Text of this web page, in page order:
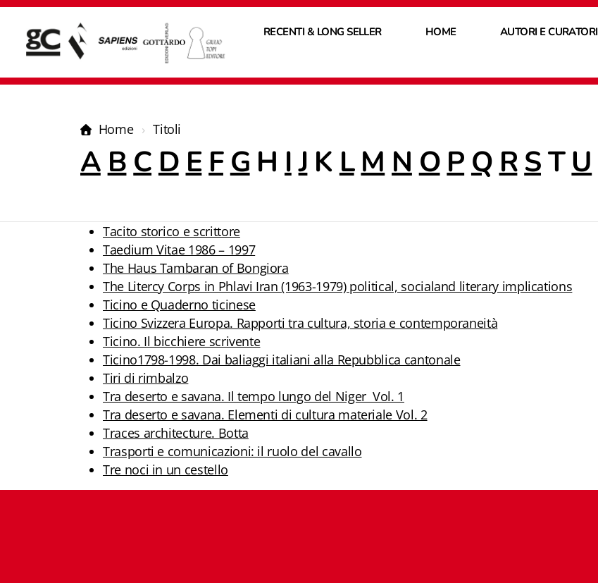
RECENTI & LONG SELLER HOME AUTORI E CURATORI
Home Titoli
ABCDEFGH IJKLMNOPQRSTU
Tacito storico e scrittore
Taedium Vitae 1986 – 1997
The Haus Tambaran of Bongiora
The Litercy Corps in Phlavi Iran (1963-1979) political, socialand literary implications
Ticino e Quaderno ticinese
Ticino Svizzera Europa. Rapporti tra cultura, storia e contemporaneità
Ticino. Il bicchiere scrivente
Ticino1798-1998. Dai baliaggi italiani alla Repubblica cantonale
Tiri di rimbalzo
Tra deserto e savana. Il tempo lungo del Niger Vol. 1
Tra deserto e savana. Elementi di cultura materiale Vol. 2
Traces architecture. Botta
Trasporti e comunicazioni: il ruolo del cavallo
Tre noci in un cestello